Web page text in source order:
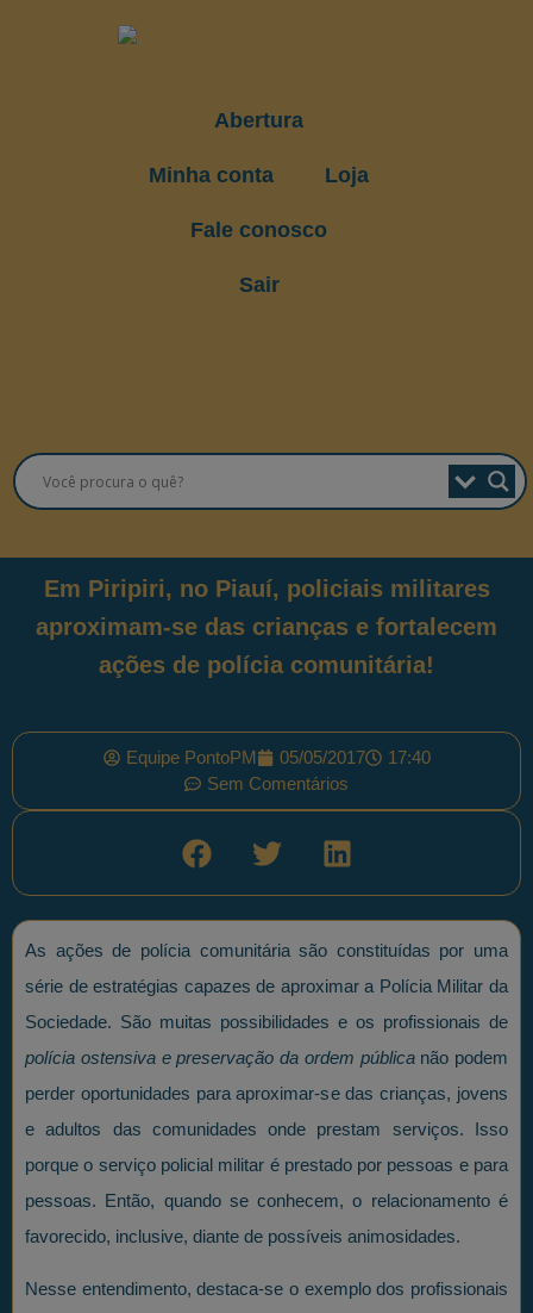
Abertura
Minha conta Loja
Fale conosco
Sair
Em Piripiri, no Piauí, policiais militares
aproximam-se das crianças e fortalecem
ações de polícia comunitária!
Equipe PontoPM 05/05/2017
17:40
Sem Comentários
As ações de polícia comunitária são constituídas por uma
série de estratégias capazes de aproximar a Polícia Militar da
Sociedade. São muitas possibilidades e os profissionais de
polícia ostensiva e preservação da ordem públicanão podem
perder oportunidades para aproximar-se das crianças, jovens
e adultos das comunidades onde prestam serviços. Isso
porque o serviço policial militar é prestado por pessoas e para
pessoas. Então, quando se conhecem, o relacionamento é
favorecido, inclusive, diante de possíveis animosidades.
Nesse entendimento, destaca-se o exemplo dos profissionais